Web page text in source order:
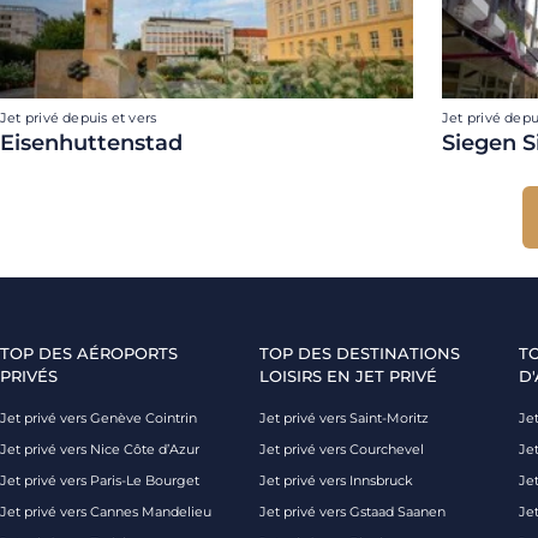
Jet privé depuis et vers
Eisenhuttenstad
Jet privé
Siegen
TOP DES AÉROPORTS
PRIVÉS
Jet privé vers Genève Cointrin
Jet privé vers Nice Côte d’Azur
Jet privé vers Paris-Le Bourget
Jet privé vers Cannes Mandelieu
TOP DES DESTINATIONS
LOISIRS EN JET PRIVÉ
Jet privé vers Saint-Moritz
Jet privé vers Courchevel
Jet privé vers Innsbruck
Jet privé vers Gstaad Saanen